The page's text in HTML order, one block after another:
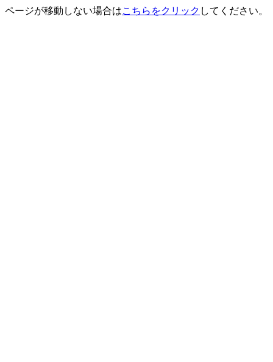
ページが移動しない場合はこちらをクリック してください。